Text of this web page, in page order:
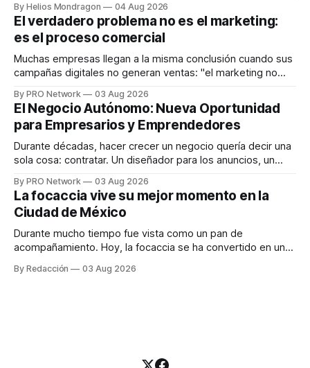
dispositivos inteligentes, inteligencia artificial y monitoreo
en tiempo real para ayudar a las personas a tomar mejores
decisiones sobre su salud metabólica. Su propuesta busca
responder
By Helios Mondragon 04 Aug 2026
El verdadero problema no es el marketing:
es el proceso comercial
Muchas empresas llegan a la misma conclusión cuando sus
campañas digitales no generan ventas: "el marketing no
INTERIUS, el problema suele estar en otro lugar. Durante
una entrevista para el podcast SER PRO, el especialista en
marketing digital explicó que
By PRO Network 03 Aug 2026
El Negocio Autónomo: Nueva Oportunidad
para Empresarios y Emprendedores
Durante décadas, hacer crecer un negocio quería decir una
sola cosa: contratar. Un diseñador para los anuncios, un
para los textos, alguien que supiera de publicidad digital
para encontrar prospectos, un vendedor para atender
llamadas y mensajes, y —con suerte— una persona
By PRO Network 03 Aug 2026
La focaccia vive su mejor momento en la
Ciudad de México
Durante mucho tiempo fue vista como un pan de
acompañamiento. Hoy, la focaccia se ha convertido en uno
artesanal, ingredientes de calidad y experiencias que
By Redacción 03 Aug 2026